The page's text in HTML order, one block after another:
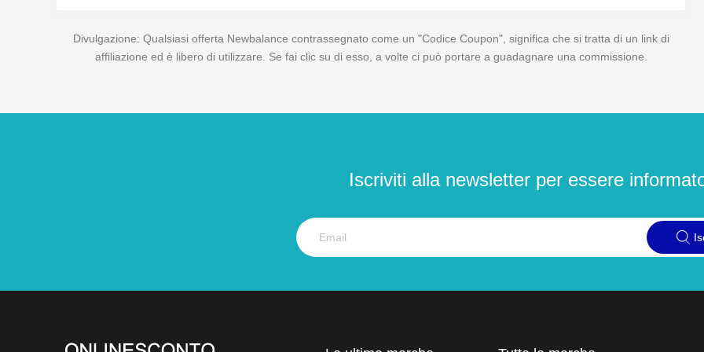
Divulgazione: Qualsiasi offerta Newbalance contrassegnato come un "Codice Coupon", significa che si tratta di un link di
affiliazione ed è libero di utilizzare. Se fai clic su di esso, a volte ci può portare a guadagnare una commissione.
Iscriviti alla newsletter per essere